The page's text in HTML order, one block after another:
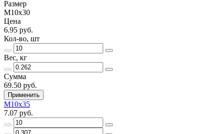
Размер
М10х30
Цена
6.95 руб.
Кол-во, шт
Вес, кг
Сумма
69.50 руб.
Применить
М10х35
7.07 руб.